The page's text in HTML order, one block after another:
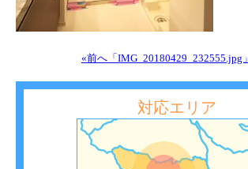
«前へ「IMG_20180429_232555.jpg」
対応エリア